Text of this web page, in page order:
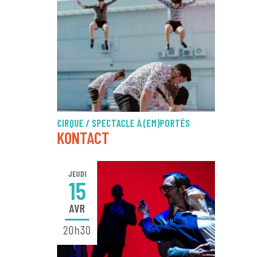
CIRQUE / SPECTACLE À (EM)PORTÉS
KONTACT
JEUDI
15
AVR
20h30